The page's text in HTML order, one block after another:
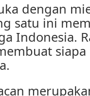
dengan
satu ini
Indonesia.